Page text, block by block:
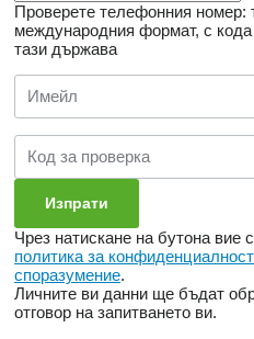
Проверете телефонния номер:
международния формат, с
тази държава
Чрез натискане на бутона вие
политика за конфиденциалност
споразумение.
Личните ви данни ще бъдат
отговор на запитването ви.